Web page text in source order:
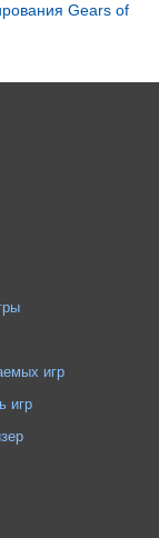
Gears of
игр
игр